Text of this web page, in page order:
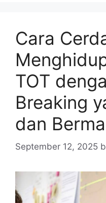
Cara
TOT
Breaking
dan
September 12, 2025